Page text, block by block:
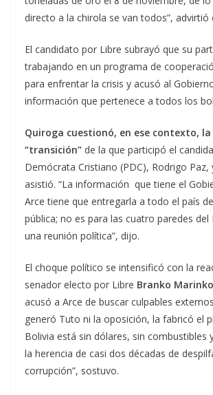
directo a la chirola se van todos”, advirtió
El candidato por Libre subrayó que su
trabajando en un programa de
para enfrentar la crisis y acusó al
información que pertenece a todos los
Quiroga cuestionó, en ese contexto,
“transición” de la que participó el
Demócrata Cristiano (PDC), Rodrigo Paz,
asistió. “La información que tiene el
Arce tiene que entregarla a todo el país
pública; no es para las cuatro paredes del
una reunión política”, dijo.
El choque político se intensificó con la
senador electo por Libre Branko
acusó a Arce de buscar culpables
generó Tuto ni la oposición, la fabricó el
Bolivia está sin dólares, sin combustibles
la herencia de casi dos décadas de
corrupción”, sostuvo.